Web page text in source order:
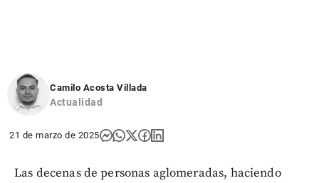
Camilo Acosta Villada
Actualidad
21 de marzo de 2025
Las decenas de personas aglomeradas, haciendo